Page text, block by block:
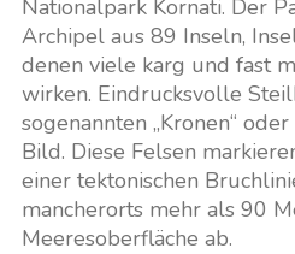
Nationalpark Kornati. Der
Archipel aus 89 Inseln,
denen viele karg und fast
wirken. Eindrucksvolle
sogenannten „Kronen“
Bild. Diese Felsen
einer tektonischen
mancherorts mehr als 90
Meeresoberfläche ab.